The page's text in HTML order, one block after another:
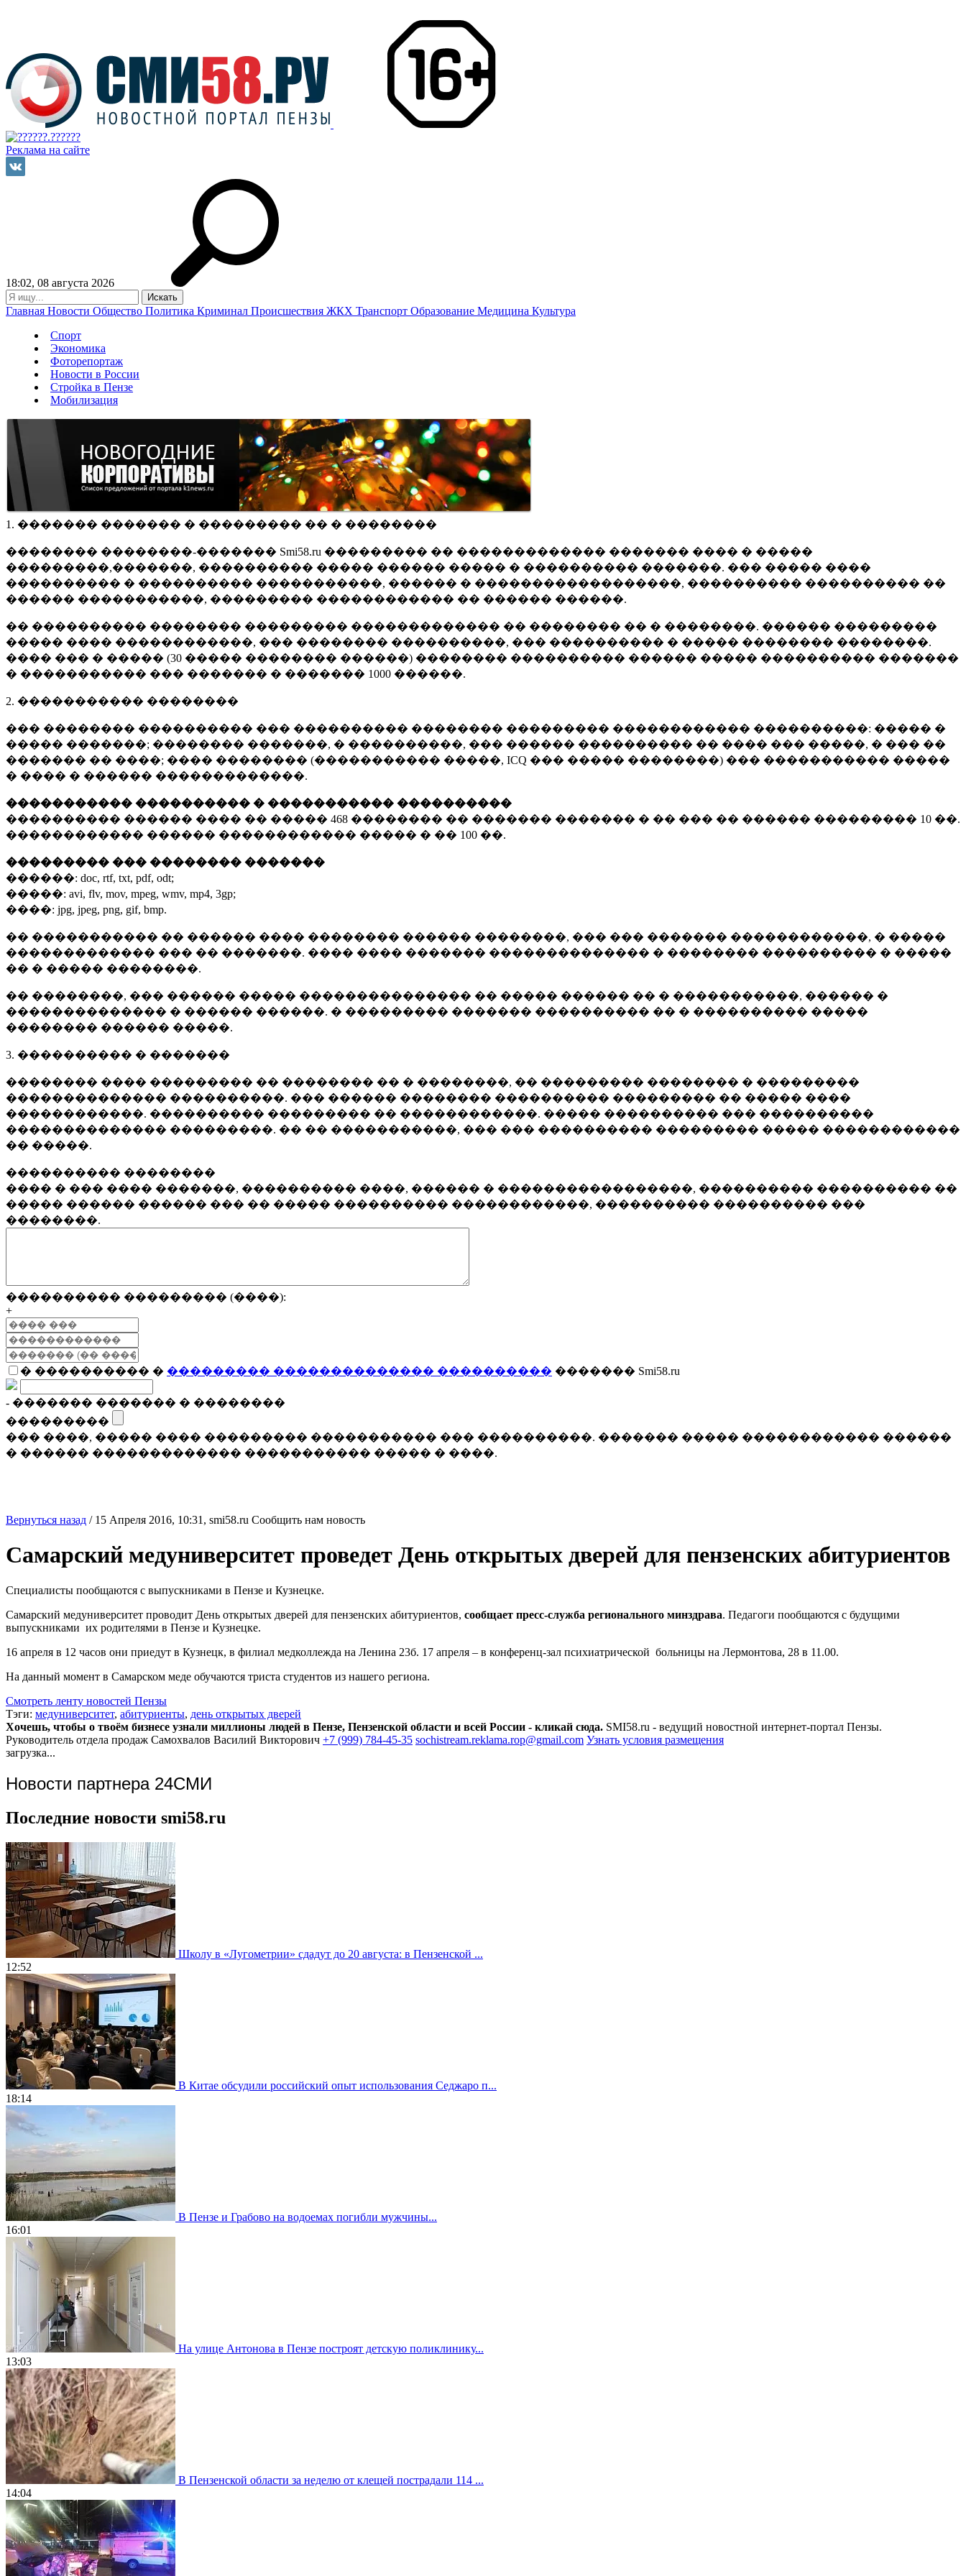
Реклама на сайте
18:02, 08 августа 2026
Главная Новости Общество Политика Криминал Происшествия ЖКХ Транспорт Образование Медицина Культура
Спорт
Экономика
Фоторепортаж
Новости в России
Стройка в Пензе
Мобилизация
1. ������� ������� � ��������� �� � ��������
�������� ��������-������� Smi58.ru ��������� �� ������������� ������� ���� � �����
���������,�������, ���������� ����� ������ ����� � ���������� �������. ��� ����� ����
���������� � ���������� �����������, ������ � ������������������, ���������� ���������� ��
������ �����������, ��������� ������������ �� ������ ������.
�� ���������� �������� ��������� ������������� �� �������� �� � ��������. ������ ���������
����� ���� ������������, ��� �������� ����������, ��� ���������� � ����� �������� ��������.
���� ��� � ����� (30 ����� �������� ������) �������� ���������� ������ ����� ���������� �������
� ����������� ��� ������� � ������� 1000 ������.
2. ����������� ��������
��� �������� ���������� ��� ���������� �������� ��������� ������������ ����������: ����� �
����� �������; �������� �������, � ����������, ��� ������ ���������� �� ���� ��� �����, � ��� ��
������� �� ����; ���� �������� (����������� �����, ICQ ��� ����� ��������) ��� ����������� �����
� ���� � ������ �������������.
����������� ���������� � ����������� ����������
���������� ������ ���� �� ����� 468 �������� �� ������� ������� � �� ��� �� ������ ��������� 10 ��.
������������ ������ ������������ ����� � �� 100 ��.
��������� ��� �������� �������
������: doc, rtf, txt, pdf, odt;
�����: avi, flv, mov, mpeg, wmv, mp4, 3gp;
����: jpg, jpeg, png, gif, bmp.
�� ����������� �� ������ ���� �������� ������ ��������, ��� ��� ������� ������������, � �����
������������� ��� �� �������. ���� ���� ������� �������������� � �������� ���������� � �����
�� � ����� ��������.
�� ��������, ��� ������ ����� ��������������� �� ����� ������ �� � �����������, ������ �
�������������� � ������ ������. � ��������� ������� ���������� �� � ���������� �����
�������� ������ �����.
3. ���������� � �������
�������� ���� ��������� �� �������� �� � ��������, �� ��������� �������� � ���������
�������������� ����������. ��� ������ �������� ���������� ��������� �� ����� ����
������������. ���������� ��������� �� ������������. ����� ���������� ��� ����������
�������������� ���������. �� �� �����������, ��� ��� ���������� ��������� ����� ������������
�� �����.
���������� ��������
���� � ��� ���� �������, ���������� ����, ������ � �����������������, ���������� ���������� ��
����� ������ ������ ��� �� ����� ���������� ������������, ���������� ���������� ���
��������.
���������� ��������� (����):
+
� ���������� � ��������� �������������� ���������� ������� Smi58.ru
- ������� ������� � ��������
���������
��� ����, ����� ���� ��������� ����������� ��� ����������. ������� ����� ������������ ������
� ������ ������������� ����������� ����� � ����.
Вернуться назад / 15 Апреля 2016, 10:31, smi58.ru Сообщить нам новость
Самарский медуниверситет проведет День открытых дверей для пензенских абитуриентов
Специалисты пообщаются с выпускниками в Пензе и Кузнецке.
Самарский медуниверситет проводит День открытых дверей для пензенских абитуриентов, сообщает пресс-служба регионального минздрава. Педагоги пообщаются с будущими
выпускниками их родителями в Пензе и Кузнецке.
16 апреля в 12 часов они приедут в Кузнецк, в филиал медколлежда на Ленина 23б. 17 апреля – в конференц-зал психиатрической больницы на Лермонтова, 28 в 11.00.
На данный момент в Самарском меде обучаются триста студентов из нашего региона.
Смотреть ленту новостей Пензы
Тэги: медуниверситет, абитуриенты, день открытых дверей
Хочешь, чтобы о твоём бизнесе узнали миллионы людей в Пензе, Пензенской области и всей России - кликай сюда. SMI58.ru - ведущий новостной интернет-портал Пензы.
Руководитель отдела продаж Самохвалов Василий Викторович +7 (999) 784-45-35 sochistream.reklama.rop@gmail.com Узнать условия размещения
загрузка...
Новости партнера 24СМИ
Последние новости smi58.ru
Школу в «Лугометрии» сдадут до 20 августа: в Пензенской ...
12:52
В Китае обсудили российский опыт использования Седжаро п...
18:14
В Пензе и Грабово на водоемах погибли мужчины...
16:01
На улице Антонова в Пензе построят детскую поликлинику...
13:03
В Пензенской области за неделю от клещей пострадали 114 ...
14:04